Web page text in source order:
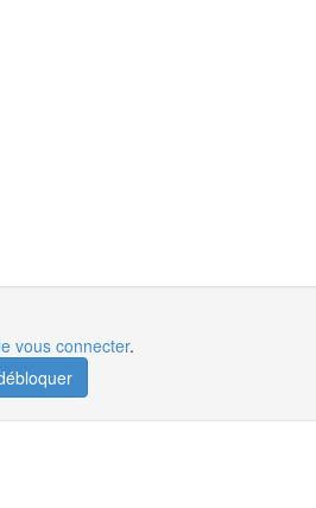
vous connecter.